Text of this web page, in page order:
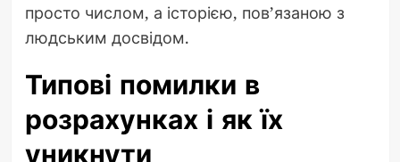
просто числом, а історією, пов’язаною з
людським досвідом.
Типові помилки в
розрахунках і як їх
уникнути